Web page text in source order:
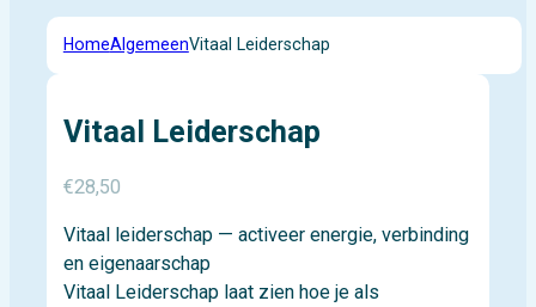
HomeAlgemeenVitaal Leiderschap
Vitaal Leiderschap
€28,50
Vitaal leiderschap — activeer energie, verbinding
en eigenaarschap
Vitaal Leiderschap laat zien hoe je als